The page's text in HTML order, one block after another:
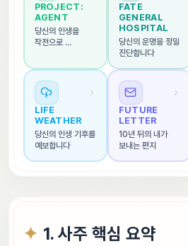
PROJECT:
AGENT
당신의 인생을
작전으로
FATE
GENERAL
HOSPITAL
당신의 운명을 정밀
진단합니다
LIFE
WEATHER
당신의 인생 기후를
예보합니다
FUTURE
LETTER
10년 뒤의 내가
보내는 편지
1. 사주 핵심 요약